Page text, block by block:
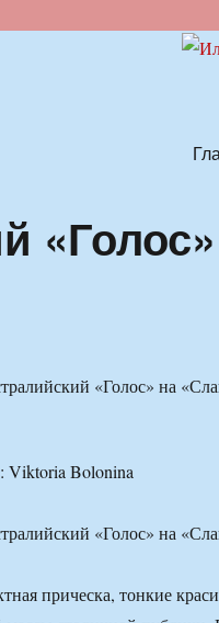
Viktoria Bolonina
прическа, тонкие